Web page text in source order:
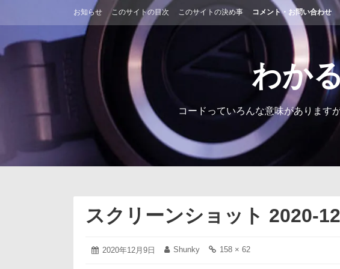
ン
ツ
お知らせ このサイトの目次 このサイトの決め事 コメント・お問い合わせ
わか
コードっていろんな意味があります
スクリーンショット 2020-
投
2020年12月9日
2020 投
Shunky
フ
158 × 62